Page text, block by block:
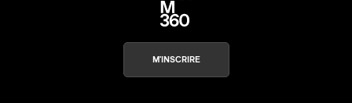
M'INSCRIRE